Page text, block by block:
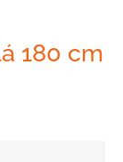
180 cm